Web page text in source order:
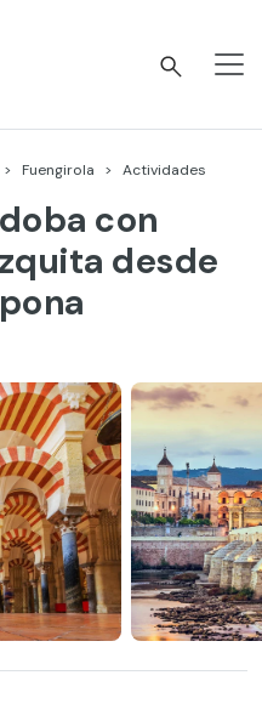
Fuengirola Actividades
con
desde